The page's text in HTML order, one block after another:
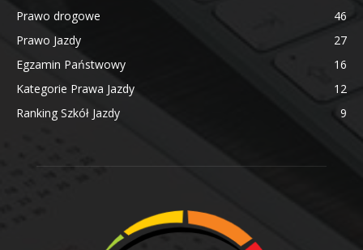
Prawo drogowe
46
Prawo Jazdy
27
Egzamin Państwowy
16
Kategorie Prawa Jazdy
12
Ranking Szkół Jazdy
9